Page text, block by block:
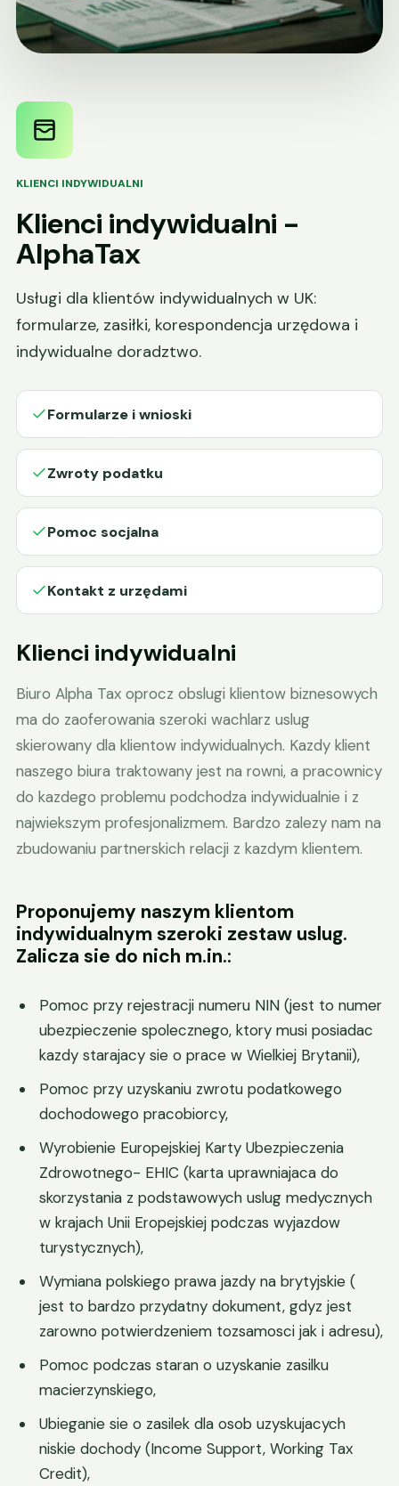
KLIENCI INDYWIDUALNI
Klienci indywidualni -
AlphaTax
Usługi dla klientów indywidualnych w UK:
formularze, zasiłki, korespondencja urzędowa i
indywidualne doradztwo.
Formularze i wnioski
Zwroty podatku
Pomoc socjalna
Kontakt z urzędami
Klienci indywidualni
Biuro Alpha Tax oprocz obslugi klientow biznesowych
ma do zaoferowania szeroki wachlarz uslug
skierowany dla klientow indywidualnych. Kazdy klient
naszego biura traktowany jest na rowni, a pracownicy
do kazdego problemu podchodza indywidualnie i z
najwiekszym profesjonalizmem. Bardzo zalezy nam na
zbudowaniu partnerskich relacji z kazdym klientem.
Proponujemy naszym klientom
indywidualnym szeroki zestaw uslug.
Zalicza sie do nich m.in.:
Pomoc przy rejestracji numeru NIN (jest to numer
ubezpieczenie spolecznego, ktory musi posiadac
kazdy starajacy sie o prace w Wielkiej Brytanii),
Pomoc przy uzyskaniu zwrotu podatkowego
dochodowego pracobiorcy,
Wyrobienie Europejskiej Karty Ubezpieczenia
Zdrowotnego- EHIC (karta uprawniajaca do
skorzystania z podstawowych uslug medycznych
w krajach Unii Eropejskiej podczas wyjazdow
turystycznych),
Wymiana polskiego prawa jazdy na brytyjskie (
jest to bardzo przydatny dokument, gdyz jest
zarowno potwierdzeniem tozsamosci jak i adresu),
Pomoc podczas staran o uzyskanie zasilku
macierzynskiego,
Ubieganie sie o zasilek dla osob uzyskujacych
niskie dochody (Income Support, Working Tax
Credit),